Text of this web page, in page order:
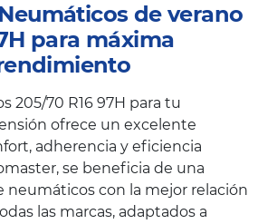
de verano
para máxima
205/70 R16 97H para tu
ofrece un excelente
adherencia y eficiencia
se beneficia de una
neumáticos con la mejor relación
las marcas, adaptados a